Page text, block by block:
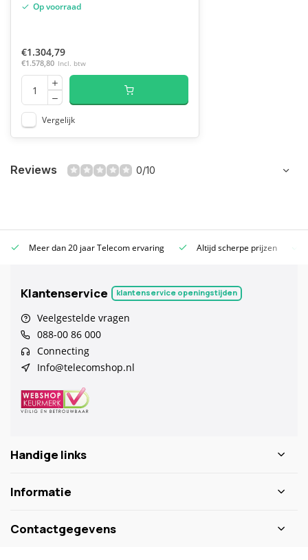
Op voorraad
€1.304,79
€1.578,80 Incl. btw
Vergelijk
Reviews 0/10
Meer dan 20 jaar Telecom ervaring Altijd scherpe prijzen
Klantenservice klantenservice openingstijden
Veelgestelde vragen
088-00 86 000
Connecting
Info@telecomshop.nl
Handige links
Informatie
Contactgegevens